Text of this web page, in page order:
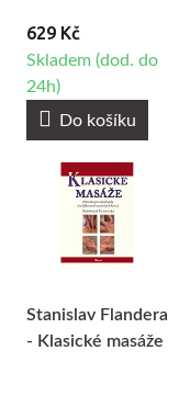
629 Kč
Skladem (dod. do
24h)
Do košíku
Stanislav Flandera
- Klasické masáže